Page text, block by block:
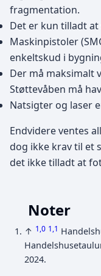
fragmentation.
Det er kun tilladt
Maskinpistoler
enkeltskud i
Der må maksimalt
Støttevåben må
Natsigter og laser
Endvidere ventes
dog ikke krav til et
det ikke tilladt at
Noter
↑ 1,0 1,1
2024.